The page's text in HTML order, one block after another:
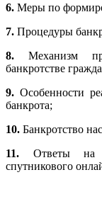
6. Меры по
7. Процедуры
8. Механизм
банкротстве
9. Особенности
банкрота;
10. Банкротство
11. Ответы на
спутникового